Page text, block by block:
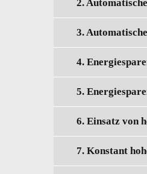
2.
3.
4.
5.
6. Einsatz von
7. Konstant